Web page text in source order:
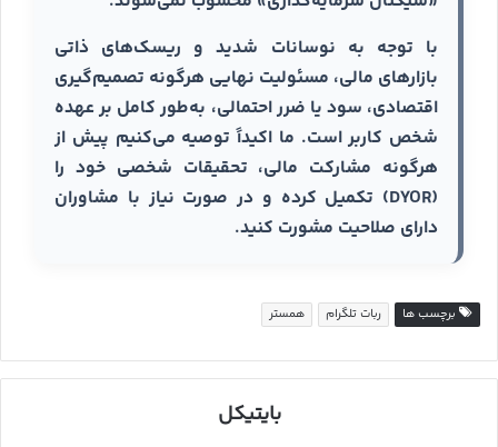
با توجه به نوسانات شدید و ریسک‌های ذاتی
بازارهای مالی، مسئولیت نهایی هرگونه تصمیم‌گیری
اقتصادی، سود یا ضرر احتمالی، به‌طور کامل بر عهده
شخص کاربر است. ما اکیداً توصیه می‌کنیم پیش از
هرگونه مشارکت مالی، تحقیقات شخصی خود را
(DYOR) تکمیل کرده و در صورت نیاز با مشاوران
دارای صلاحیت مشورت کنید.
برچسب ها ربات تلگرام همستر
بایتیکل